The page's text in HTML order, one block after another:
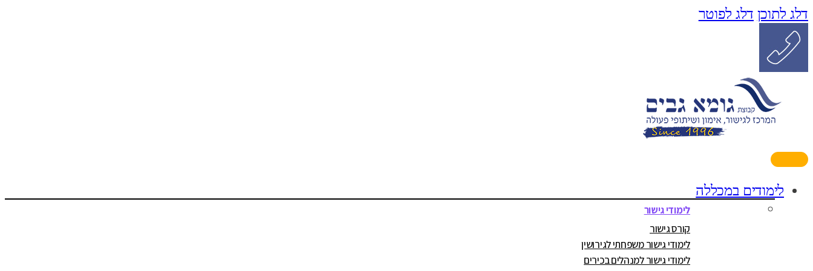
דלג לתוכן דלג לפוטר
לימודים במכללה
לימודי גישור
קורס גישור
לימודי גישור משפחתי לגירושין
לימודי גישור למנהלים בכירים